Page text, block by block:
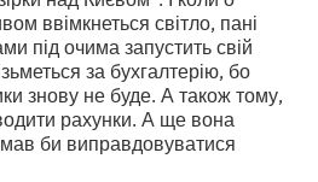
ввімкнеться світло, пані
під очима запустить свій
за бухгалтерію, бо
знову не буде. А також тому,
рахунки. А ще вона
би виправдовуватися